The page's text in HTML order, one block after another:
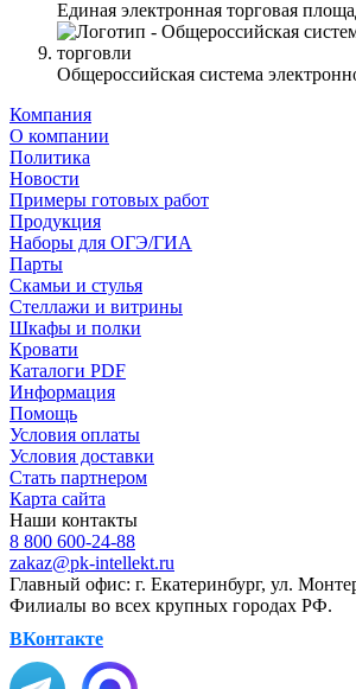
Единая электронная торговая
Общероссийская система
Компания
О компании
Политика
Новости
Примеры готовых работ
Продукция
Наборы для ОГЭ/ГИА
Парты
Скамьи и стулья
Стеллажи и витрины
Шкафы и полки
Кровати
Каталоги PDF
Информация
Помощь
Условия оплаты
Условия доставки
Стать партнером
Карта сайта
Наши контакты
8 800 600-24-88
zakaz@pk-intellekt.ru
Главный офис: г. Екатеринбург, ул.
Филиалы во всех крупных городах РФ.
ВКонтакте